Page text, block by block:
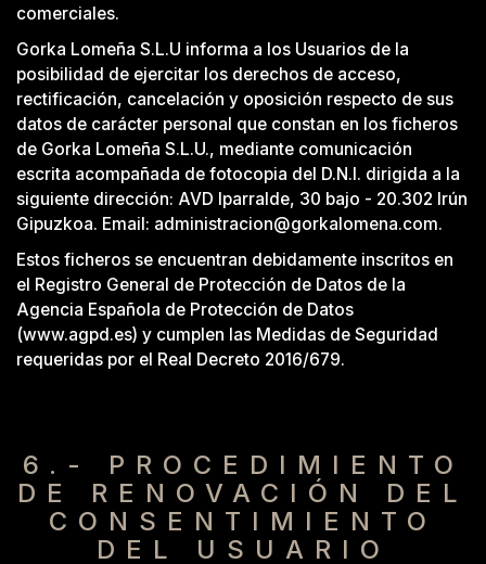
comerciales.
Gorka Lomeña S.L.U informa a los Usuarios de la
posibilidad de ejercitar los derechos de acceso,
rectificación, cancelación y oposición respecto de sus
datos de carácter personal que constan en los ficheros
de Gorka Lomeña S.L.U., mediante comunicación
escrita acompañada de fotocopia del D.N.I. dirigida a la
siguiente dirección: AVD Iparralde, 30 bajo - 20.302 Irún
Gipuzkoa. Email: administracion@gorkalomena.com.
Estos ficheros se encuentran debidamente inscritos en
el Registro General de Protección de Datos de la
Agencia Española de Protección de Datos
(www.agpd.es) y cumplen las Medidas de Seguridad
requeridas por el Real Decreto 2016/679.
6.- PROCEDIMIENTO
DE RENOVACIÓN DEL
CONSENTIMIENTO
DEL USUARIO